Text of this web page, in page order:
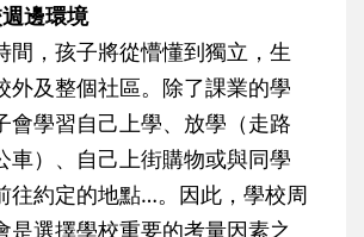
邊環境
間，孩子將從懵懂到獨立，生
外及整個社區。除了課業的學
會學習自己上學、放學（走路
車）、自己上街購物或與同學
往約定的地點…。因此，學校周
是選擇學校重要的考量因素之